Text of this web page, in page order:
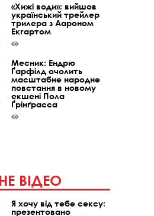
«Хижі води»: вийшов
український трейлер
трилера з Аароном
Екгартом
Месник: Ендрю
Ґарфілд очолить
масштабне народне
повстання в новому
екшені Пола
Ґрінґрасса
ВІДЕО
Я хочу від тебе сексу:
презентовано